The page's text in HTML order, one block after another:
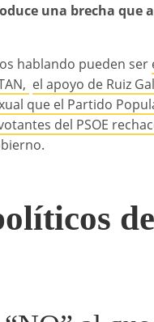
una brecha
hablando pueden ser
el apoyo de Ruiz
que el Partido
del PSOE